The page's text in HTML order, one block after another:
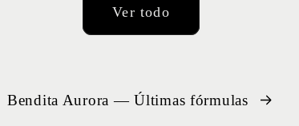
Ver todo
Bendita Aurora — Últimas fórmulas